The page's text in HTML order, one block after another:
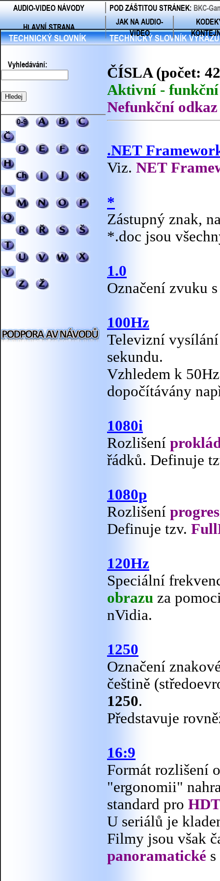
AUDIO-VIDEO NÁVODY POD ZÁŠTITOU STRÁNEK:BKC-
HLAVNÍ STRANA
JAK NA AUDIO-
VIDEO
TECHNICKÝ SLOVNÍK
Vyhledávání:
TECHNICKÝ SLOVNÍK
ČÍSLA (počet:
Aktivní - funkční
Nefunkční
.NET
Viz. NET
*
Zástupný znak,
*.doc jsou
1.0
Označení zvuku
100Hz
Televizní
sekundu.
Vzhledem k
dopočítávány
1080i
Rozlišení
řádků. Definuje
1080p
Rozlišení
Definuje tzv.
120Hz
Speciální
obrazu za
nVidia.
1250
Označení
češtině
1250.
Představuje
16:9
Formát rozlišení
"ergonomii"
standard pro
U seriálů je
Filmy jsou však
panoramatické